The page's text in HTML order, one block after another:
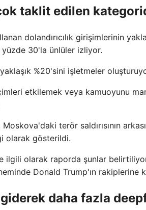
taklit edilen
dolandırıcılık girişimlerinin
30'la ünlüler izliyor.
%20'sini işletmeler
etkilemek veya kamuoyunu
terör saldırısının
olarak gösterildi.
ilgili olarak raporda şunlar
Donald Trump'ın rakiplerine
giderek daha fazla